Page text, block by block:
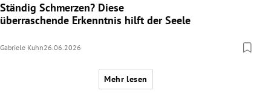
Ständig Schmerzen? Diese
überraschende Erkenntnis hilft der Seele
Gabriele Kuhn26.06.2026
Mehr lesen